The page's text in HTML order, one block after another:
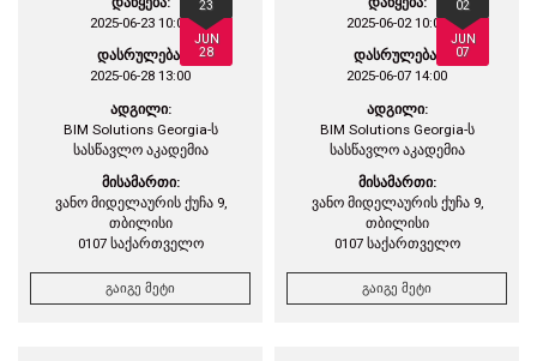
23
JUN
28
2025-06-23 10:00
დასრულება:
2025-06-28 13:00
ადგილი:
BIM Solutions Georgia-ს
სასწავლო აკადემია
მისამართი:
ვანო მიდელაურის ქუჩა 9,
თბილისი
0107 საქართველო
გაიგე მეტი
02
JUN
07
2025-06-02 10:00
დასრულება:
2025-06-07 14:00
ადგილი:
BIM Solutions Georgia-ს
სასწავლო აკადემია
მისამართი:
ვანო მიდელაურის ქუჩა 9,
თბილისი
0107 საქართველო
გაიგე მეტი